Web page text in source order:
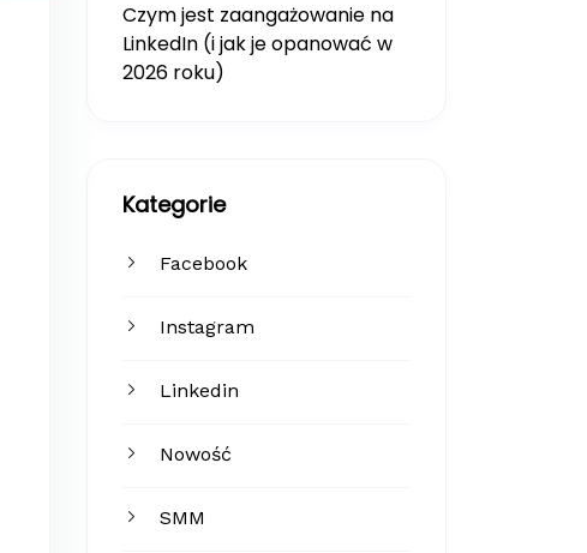
Czym jest zaangażowanie na
LinkedIn (i jak je opanować w
2026 roku)
Kategorie
Facebook
Instagram
Linkedin
Nowość
SMM